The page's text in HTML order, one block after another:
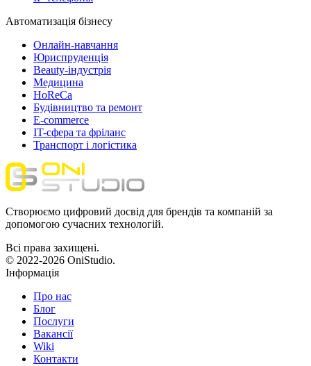
Автоматизація бізнесу
Онлайн-навчання
Юриспруденція
Beauty-індустрія
Медицина
HoReCa
Будівництво та ремонт
E-commerce
IT-сфера та фріланс
Транспорт і логістика
Створюємо цифровий досвід для брендів та компаній за
допомогою сучасних технологій.
Всі права захищені.
© 2022-2026 OniStudio.
Інформація
Про нас
Блог
Послуги
Вакансії
Wiki
Контакти